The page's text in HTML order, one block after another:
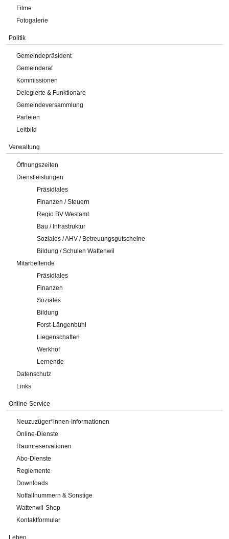
Filme
Fotogalerie
Politik
Gemeindepräsident
Gemeinderat
Kommissionen
Delegierte & Funktionäre
Gemeindeversammlung
Parteien
Leitbild
Verwaltung
Öffnungszeiten
Dienstleistungen
Präsidiales
Finanzen / Steuern
Regio BV Westamt
Bau / Infrastruktur
Soziales / AHV / Betreuungsgutscheine
Bildung / Schulen Wattenwil
Mitarbeitende
Präsidiales
Finanzen
Soziales
Bildung
Forst-Längenbühl
Liegenschaften
Werkhof
Lernende
Datenschutz
Links
Online-Service
Neuzuzüger*innen-Informationen
Online-Dienste
Raumreservationen
Abo-Dienste
Reglemente
Downloads
Notfallnummern & Sonstige
Wattenwil-Shop
Kontaktformular
Leben